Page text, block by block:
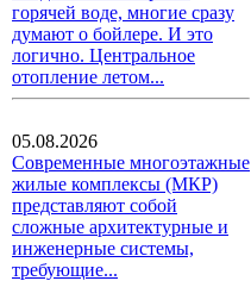
горячей воде, многие сразу
думают о бойлере. И это
логично. Центральное
отопление летом...
05.08.2026
Современные многоэтажные
жилые комплексы (МКР)
представляют собой
сложные архитектурные и
инженерные системы,
требующие...